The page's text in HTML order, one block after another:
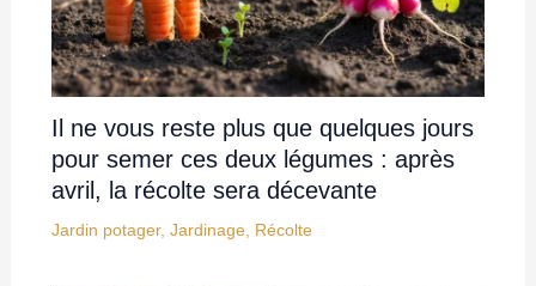
Il ne vous reste plus que quelques jours
pour semer ces deux légumes : après
avril, la récolte sera décevante
Jardin potager, Jardinage, Récolte